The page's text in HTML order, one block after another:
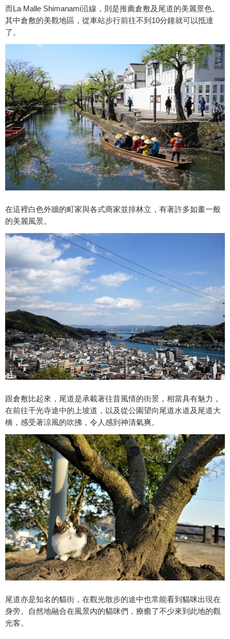
而La Malle Shimanami沿線，則是推薦倉敷及尾道的美麗景色。
其中倉敷的美觀地區，從車站步行前往不到10分鐘就可以抵達
了。
在這裡白色外牆的町家與各式商家並排林立，有著許多如畫一般
的美麗風景。
跟倉敷比起來，尾道是承載著往昔風情的街景，相當具有魅力，
在前往千光寺途中的上坡道，以及從公園望向尾道水道及尾道大
橋，感受著涼風的吹拂，令人感到神清氣爽。
尾道亦是知名的貓街，在觀光散步的途中也常能看到貓咪出現在
身旁。自然地融合在風景內的貓咪們，療癒了不少來到此地的觀
光客。